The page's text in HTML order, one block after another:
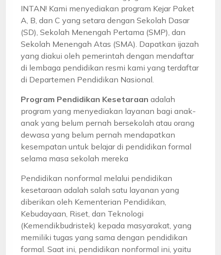
INTAN! Kami menyediakan program Kejar Paket
A, B, dan C yang setara dengan Sekolah Dasar
(SD), Sekolah Menengah Pertama (SMP), dan
Sekolah Menengah Atas (SMA). Dapatkan ijazah
yang diakui oleh pemerintah dengan mendaftar
di lembaga pendidikan resmi kami yang terdaftar
di Departemen Pendidikan Nasional.
Program Pendidikan Kesetaraan adalah
program yang menyediakan layanan bagi anak-
anak yang belum pernah bersekolah atau orang
dewasa yang belum pernah mendapatkan
kesempatan untuk belajar di pendidikan formal
selama masa sekolah mereka
Pendidikan nonformal melalui pendidikan
kesetaraan adalah salah satu layanan yang
diberikan oleh Kementerian Pendidikan,
Kebudayaan, Riset, dan Teknologi
(Kemendikbudristek) kepada masyarakat, yang
memiliki tugas yang sama dengan pendidikan
formal. Saat ini, pendidikan nonformal ini, yaitu